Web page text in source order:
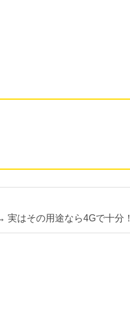
はその用途なら4Gで十分！